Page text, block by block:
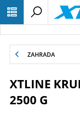
ZAHRADA
XTLINE
2500 G